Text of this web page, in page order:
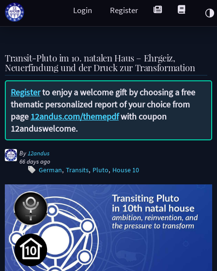
Register
Login
Transit-Pluto im 10. natalen Haus – Ehrgeiz,
Neuerfindung und der Druck zur Transformation
Registerto enjoy a welcome gift by choosing a free
thematic personalized report of your choice from
page 12andus.com/themepdfwith coupon
12anduswelcome.
By 12andus
66 days ago
German Transits Pluto House 10